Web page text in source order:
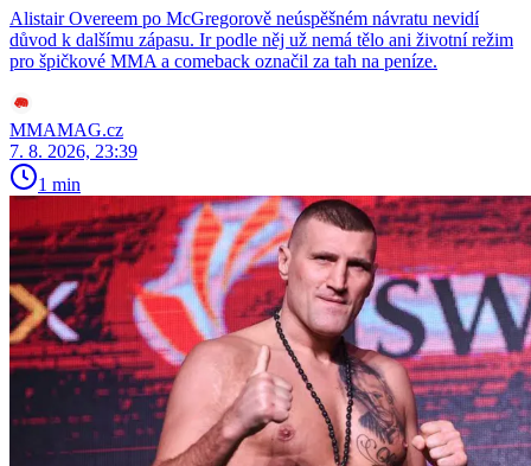
Alistair Overeem po McGregorově neúspěšném návratu nevidí
důvod k dalšímu zápasu. Ir podle něj už nemá tělo ani životní režim
pro špičkové MMA a comeback označil za tah na peníze.
MMAMAG.cz
7. 8. 2026, 23:39
1 min